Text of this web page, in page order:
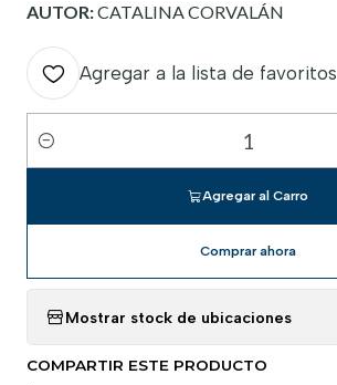
AUTOR:CATALINA CORVALÁN
Agregar a la lista de favoritos
Cantidad
Agregar al Carro
Comprar ahora
Mostrar stock de ubicaciones
COMPARTIR ESTE PRODUCTO